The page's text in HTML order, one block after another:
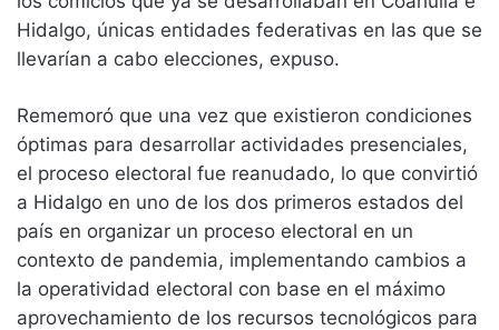
Hidalgo, únicas entidades federativas en las que se
llevarían a cabo elecciones, expuso.
Rememoró que una vez que existieron condiciones
óptimas para desarrollar actividades presenciales,
el proceso electoral fue reanudado, lo que convirtió
a Hidalgo en uno de los dos primeros estados del
país en organizar un proceso electoral en un
contexto de pandemia, implementando cambios a
la operatividad electoral con base en el máximo
aprovechamiento de los recursos tecnológicos para